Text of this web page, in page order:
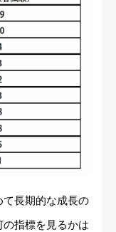
長期的な成長の
指標を見るかは